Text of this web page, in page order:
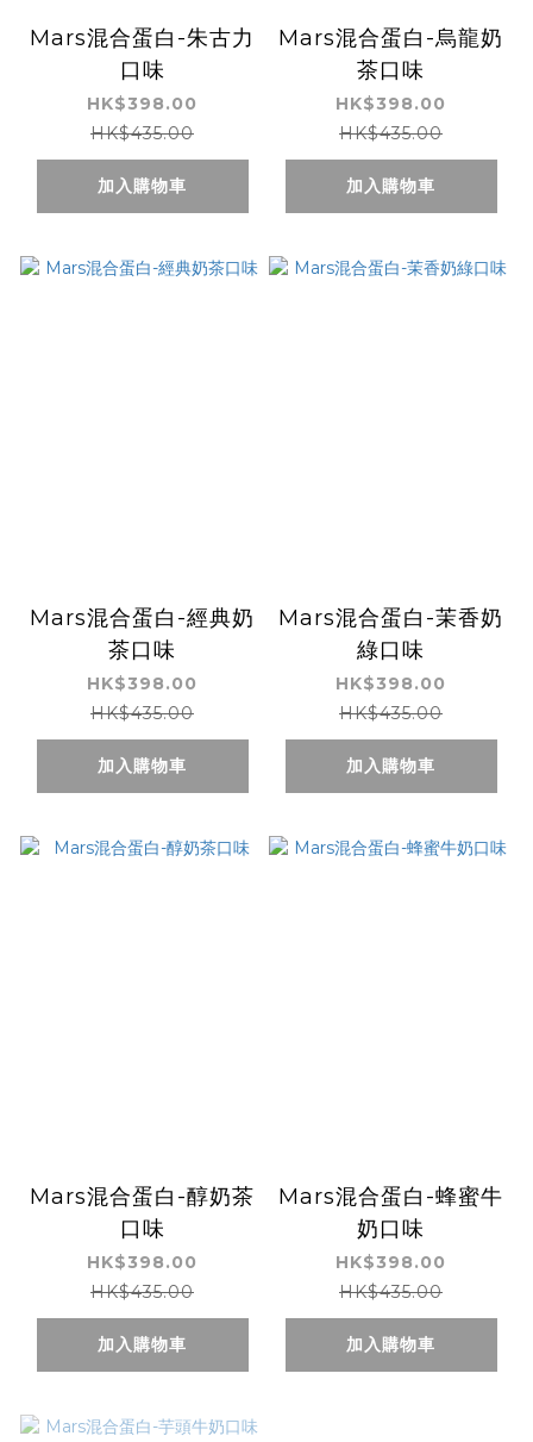
Mars混合蛋白-朱古力
口味
HK$398.00
HK$435.00
加入購物車
Mars混合蛋白-烏龍奶
茶口味
HK$398.00
HK$435.00
加入購物車
Mars混合蛋白-經典奶
茶口味
HK$398.00
HK$435.00
加入購物車
Mars混合蛋白-茉香奶
綠口味
HK$398.00
HK$435.00
加入購物車
Mars混合蛋白-醇奶茶
口味
HK$398.00
HK$435.00
加入購物車
Mars混合蛋白-蜂蜜牛
奶口味
HK$398.00
HK$435.00
加入購物車